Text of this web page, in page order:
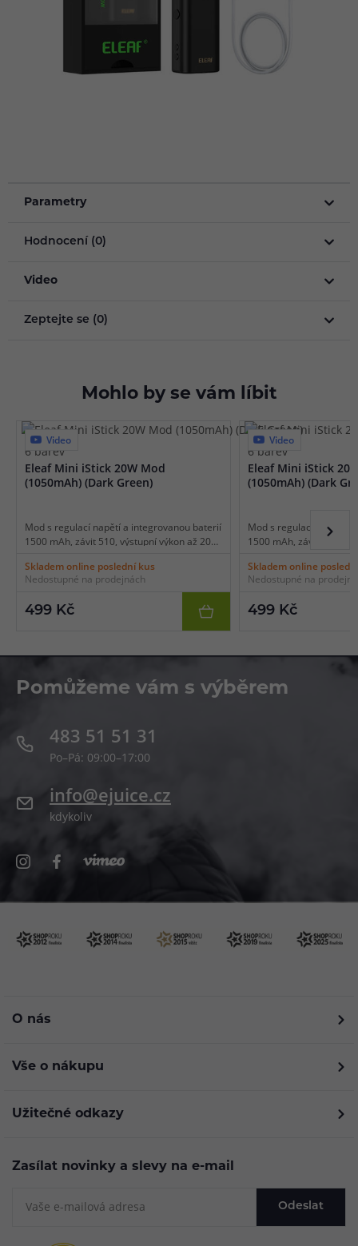
Parametry
Hodnocení (0)
Video
Zeptejte se (0)
Mohlo by se vám líbit
Video
6 barev
Eleaf Mini iStick 20W Mod
(1050mAh) (Dark Green)
Mod s regulací napětí a integrovanou baterií
1500 mAh, závit 510, výstupní výkon až 20
přehledné rozhraní, snadná obsluha.
Skladem online poslední kus
Nedostupné na prodejnách
499 Kč
Video
6 barev
Eleaf Mini iStick
(1050mAh) (Dark
Mod s regulací napětí a
1500 mAh, závit 510,
přehledné rozhraní,
Skladem online
Nedostupné na
499 Kč
Pomůžeme vám s výběrem
483 51 51 31
Po–Pá: 09:00–17:00
info@ejuice.cz
kdykoliv
O nás
Vše o nákupu
Užitečné odkazy
Zasílat novinky a slevy na e-mail
Odeslat